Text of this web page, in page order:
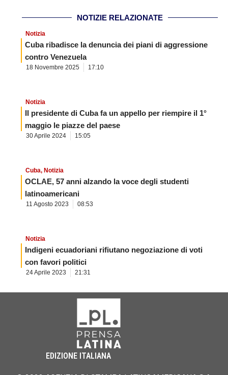
NOTIZIE RELAZIONATE
Notizia
Cuba ribadisce la denuncia dei piani di aggressione
contro Venezuela
18 Novembre 2025 17:10
Notizia
Il presidente di Cuba fa un appello per riempire il 1°
maggio le piazze del paese
30 Aprile 2024 15:05
Cuba, Notizia
OCLAE, 57 anni alzando la voce degli studenti
latinoamericani
11 Agosto 2023 08:53
Notizia
Indigeni ecuadoriani rifiutano negoziazione di voti
con favori politici
24 Aprile 2023 21:31
EDIZIONE ITALIANA